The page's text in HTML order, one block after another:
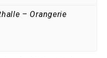
– Orangerie